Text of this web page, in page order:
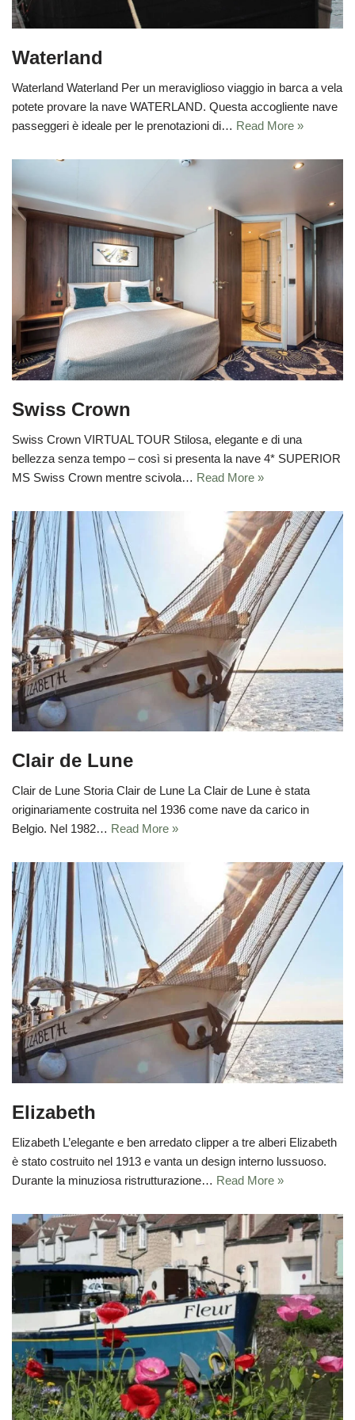
Waterland
Waterland Waterland Per un meraviglioso viaggio in barca a vela
potete provare la nave WATERLAND. Questa accogliente nave
passeggeri è ideale per le prenotazioni di… Read More »
Swiss Crown
Swiss Crown VIRTUAL TOUR Stilosa, elegante e di una
bellezza senza tempo – così si presenta la nave 4* SUPERIOR
MS Swiss Crown mentre scivola… Read More »
Clair de Lune
Clair de Lune Storia Clair de Lune La Clair de Lune è stata
originariamente costruita nel 1936 come nave da carico in
Belgio. Nel 1982… Read More »
Elizabeth
Elizabeth L’elegante e ben arredato clipper a tre alberi Elizabeth
è stato costruito nel 1913 e vanta un design interno lussuoso.
Durante la minuziosa ristrutturazione… Read More »